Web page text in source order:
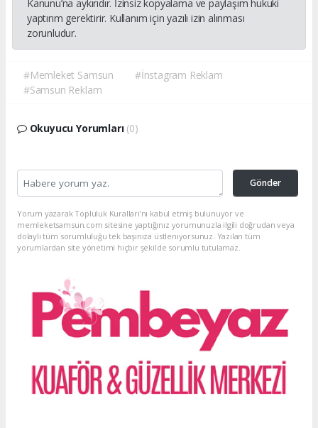
Kanunu’na aykırıdır. İzinsiz kopyalama ve paylaşım hukuki
yaptırım gerektirir. Kullanım için yazılı izin alınması
zorunludur.
#Memleket Samsun
#İnstagram Reklam
#Samsun Reklam
Okuyucu Yorumları (0)
Gönder
Yorum yazarak Topluluk Kuralları’nı kabul etmiş bulunuyor ve
memleketsamsun.com sitesine yaptığınız yorumunuzla ilgili doğrudan veya
dolaylı tüm sorumluluğu tek başınıza üstleniyorsunuz. Yazılan tüm
yorumlardan site yönetimi hiçbir şekilde sorumlu tutulamaz.